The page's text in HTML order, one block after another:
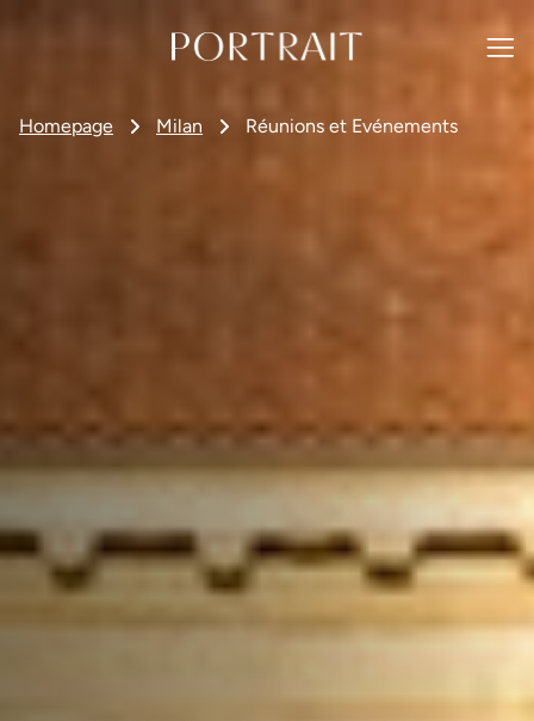
Homepage Milan Réunions et Evénements